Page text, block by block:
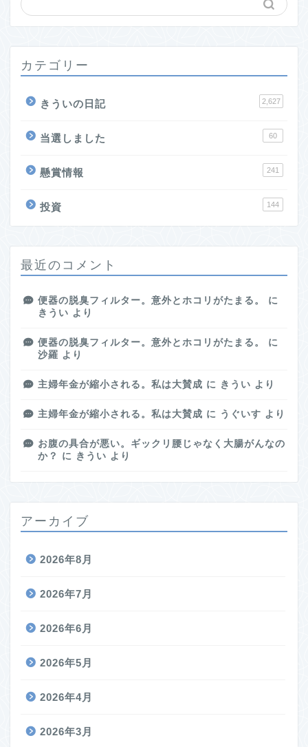
カテゴリー
きういの日記 2,627
当選しました 60
懸賞情報 241
投資 144
最近のコメント
便器の脱臭フィルター。意外とホコリがたまる。
に
きうい より
便器の脱臭フィルター。意外とホコリがたまる。
に
沙羅 より
主婦年金が縮小される。私は大賛成 に きうい より
主婦年金が縮小される。私は大賛成 に うぐいす より
お腹の具合が悪い。ギックリ腰じゃなく大腸がんなの
か？
に きうい より
アーカイブ
2026年8月
2026年7月
2026年6月
2026年5月
2026年4月
2026年3月